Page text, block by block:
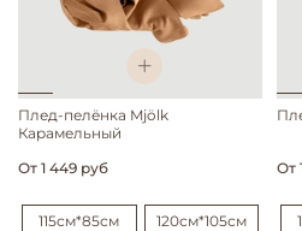
Плед-пелёнка Mjölk
Карамельный
От 1 449 руб
115см*85см 120см*105см
От